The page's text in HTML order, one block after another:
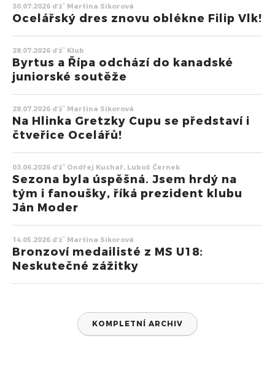
30.07.2026 ďż˝ Martina Sikorová
Ocelářský dres znovu oblékne Filip Vlk!
28.07.2026 ďż˝ Klub
Byrtus a Řípa odchází do kanadské
juniorské soutěže
28.07.2026 ďż˝ Martina Sikorová
Na Hlinka Gretzky Cupu se představí i
čtveřice Ocelářů!
03.06.2026 ďż˝ Ondřej Kuchař, Luboš Černek
Sezona byla úspěšná. Jsem hrdý na
tým i fanoušky, říká prezident klubu
Ján Moder
14.05.2026 ďż˝ Martina Sikorová
Bronzoví medailisté z MS U18:
Neskutečné zážitky
KOMPLETNÍ ARCHIV